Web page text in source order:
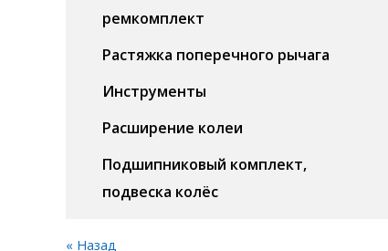
ремкомплект
Растяжка поперечного рычага
Инструменты
Расширение колеи
Подшипниковый комплект,
подвеска колёс
« Назад